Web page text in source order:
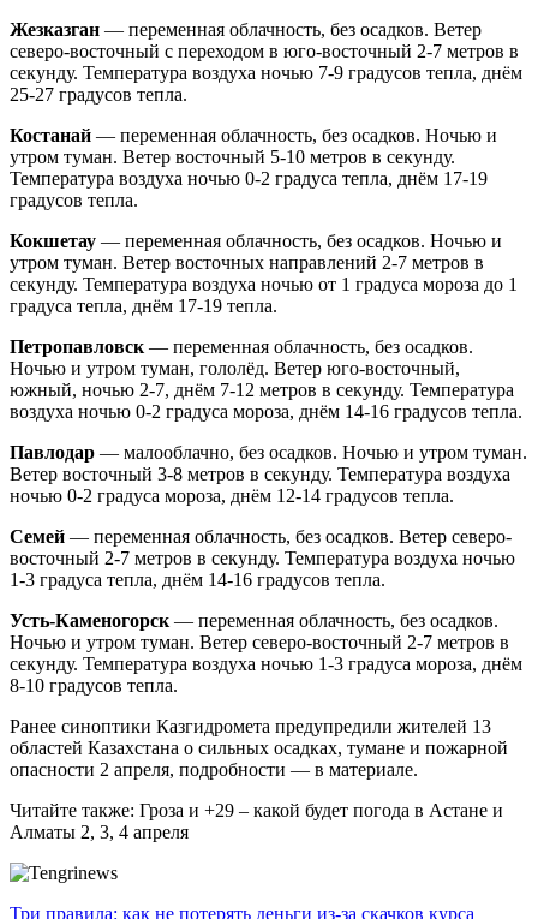
Жезказган — переменная облачность, без осадков. Ветер
северо-восточный с переходом в юго-восточный 2-7 метров в
секунду. Температура воздуха ночью 7-9 градусов тепла, днём
25-27 градусов тепла.
Костанай — переменная облачность, без осадков. Ночью и
утром туман. Ветер восточный 5-10 метров в секунду.
Температура воздуха ночью 0-2 градуса тепла, днём 17-19
градусов тепла.
Кокшетау — переменная облачность, без осадков. Ночью и
утром туман. Ветер восточных направлений 2-7 метров в
секунду. Температура воздуха ночью от 1 градуса мороза до 1
градуса тепла, днём 17-19 тепла.
Петропавловск — переменная облачность, без осадков.
Ночью и утром туман, гололёд. Ветер юго-восточный,
южный, ночью 2-7, днём 7-12 метров в секунду. Температура
воздуха ночью 0-2 градуса мороза, днём 14-16 градусов тепла.
Павлодар — малооблачно, без осадков. Ночью и утром туман.
Ветер восточный 3-8 метров в секунду. Температура воздуха
ночью 0-2 градуса мороза, днём 12-14 градусов тепла.
Семей — переменная облачность, без осадков. Ветер северо-
восточный 2-7 метров в секунду. Температура воздуха ночью
1-3 градуса тепла, днём 14-16 градусов тепла.
Усть-Каменогорск — переменная облачность, без осадков.
Ночью и утром туман. Ветер северо-восточный 2-7 метров в
секунду. Температура воздуха ночью 1-3 градуса мороза, днём
8-10 градусов тепла.
Ранее синоптики Казгидромета предупредили жителей 13
областей Казахстана о сильных осадках, тумане и пожарной
опасности 2 апреля, подробности — в материале.
Читайте также: Гроза и +29 – какой будет погода в Астане и
Алматы 2, 3, 4 апреля
Три правила: как не потерять деньги из-за скачков курса